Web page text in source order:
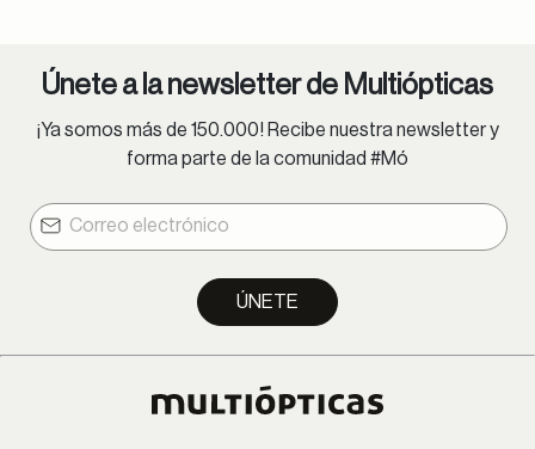
Únete a la newsletter de Multiópticas
¡Ya somos más de 150.000! Recibe nuestra newsletter y
forma parte de la comunidad #Mó
ÚNETE